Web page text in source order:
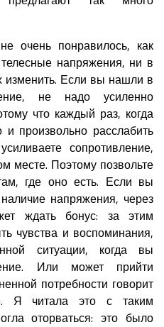
очень понравилось, как
напряжения, ни в
изменить. Если вы нашли в
не надо усиленно
что каждый раз, когда
и произвольно расслабить
сопротивление,
месте. Поэтому позвольте
где оно есть. Если вы
напряжения, через
ждать бонус: за этим
чувства и воспоминания,
ситуации, когда вы
Или может прийти
потребности говорит
Я читала это с таким
оторваться: это было